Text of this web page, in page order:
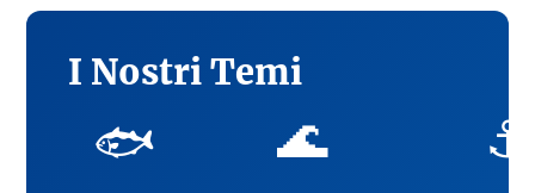
I Nostri Temi
🐟 🌊 ⚓